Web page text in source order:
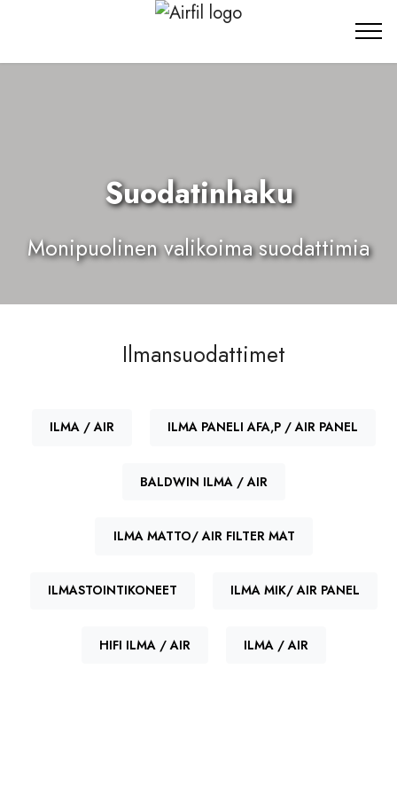
Suodatinhaku
Monipuolinen valikoima suodattimia
Ilmansuodattimet
ILMA / AIR ILMA PANELI AFA,P / AIR PANEL
BALDWIN ILMA / AIR
ILMA MATTO/ AIR FILTER MAT
ILMASTOINTIKONEET ILMA MIK/ AIR PANEL
HIFI ILMA / AIR ILMA / AIR